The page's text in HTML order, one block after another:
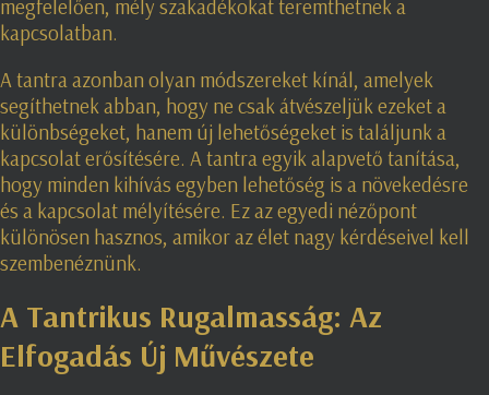
megfelelően, mély szakadékokat teremthetnek a
kapcsolatban.
A tantra azonban olyan módszereket kínál, amelyek
segíthetnek abban, hogy ne csak átvészeljük ezeket a
különbségeket, hanem új lehetőségeket is találjunk a
kapcsolat erősítésére. A tantra egyik alapvető tanítása,
hogy minden kihívás egyben lehetőség is a növekedésre
és a kapcsolat mélyítésére. Ez az egyedi nézőpont
különösen hasznos, amikor az élet nagy kérdéseivel kell
szembenéznünk.
A Tantrikus Rugalmasság: Az
Elfogadás Új Művészete